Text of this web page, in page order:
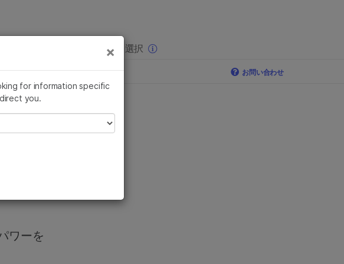
お気に入りの分野を選択
ミナの統合 お問い合わせ
ワーを
×
for information specific
you.
高いコンテン ×
よび希少疾患研究